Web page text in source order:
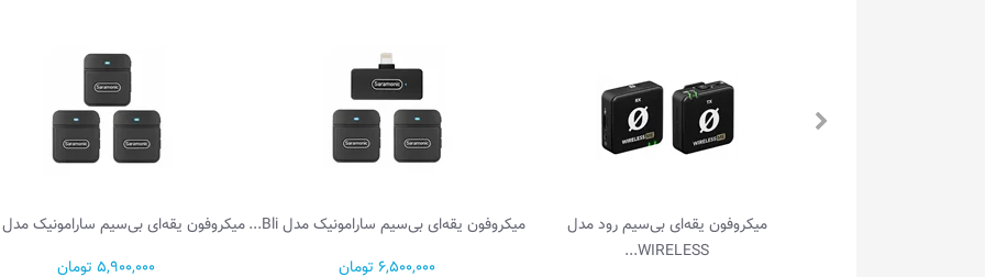
میکروفون یقه‌ای بی‌سیم سارامونیک مدل Bli...
میکروفون یقه‌ای بی‌سیم سارامونیک مدل Bli...
5,900,000 تومان
میکروفون یقه‌ای بی‌سیم